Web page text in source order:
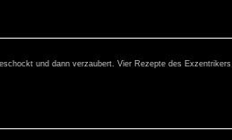
und dann verzaubert. Vier Rezepte des Exzentrikers